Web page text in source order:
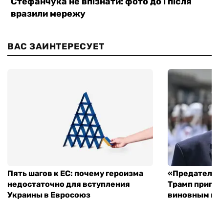
ВАС ЗАИНТЕРЕСУЕТ
Пять шагов к ЕС: почему героизма
недостаточно для вступления
Украины в Евросоюз
Трамп
виновным в